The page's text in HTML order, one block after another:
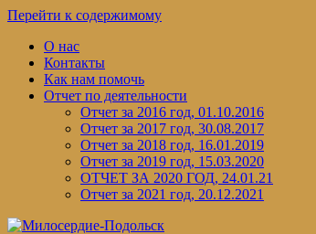
Перейти к содержимому
О нас
Контакты
Как нам помочь
Отчет по деятельности
Отчет за 2016 год, 01.10.2016
Отчет за 2017 год, 30.08.2017
Отчет за 2018 год, 16.01.2019
Отчет за 2019 год, 15.03.2020
ОТЧЕТ ЗА 2020 ГОД, 24.01.21
Отчет за 2021 год, 20.12.2021